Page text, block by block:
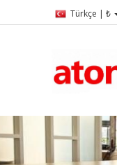
Türkçe | ₺